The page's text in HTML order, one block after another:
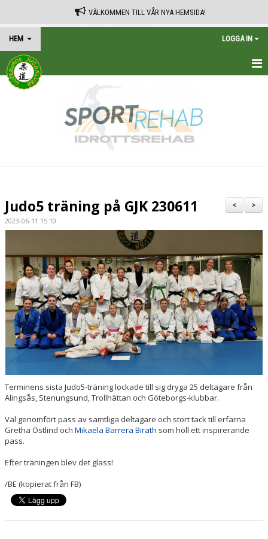
VÄLKOMMEN TILL VÅR NYA HEMSIDA!
HEM LOGGA IN
HEM
TRÄNINGSSCHEMA
IN ENGLISH
>
<
Judo5 träning på GJK 230611
2023-06-11 15:10
Terminens sista Judo5-träning lockade till sig dryga 25 deltagare från
Alingsås, Stenungsund, Trollhättan och Göteborgs-klubbar.
Väl genomfört pass av samtliga deltagare och stort tack till erfarna
Gretha Östlind och Mikaela Barrera Birath som höll ett inspirerande
pass.
Efter träningen blev det glass!
/BE (kopierat från FB)